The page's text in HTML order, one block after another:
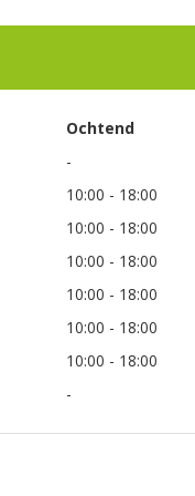
Ochtend
-
10:00 - 18:00
10:00 - 18:00
10:00 - 18:00
10:00 - 18:00
10:00 - 18:00
10:00 - 18:00
-